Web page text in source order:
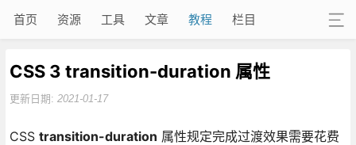
首页 资源 工具 文章 教程 栏目
CSS 3 transition-duration 属性
更新日期: 2021-01-17
CSS transition-duration 属性规定完成过渡效果需要花费